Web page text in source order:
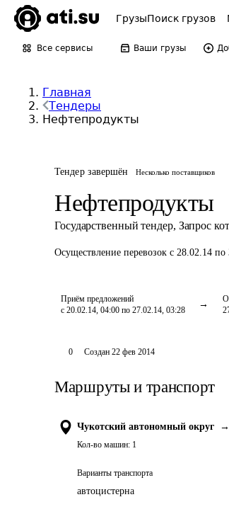
ГрузыПоиск грузов
Все сервисы Ваши грузы
Главная
Тендеры
Нефтепродукты
Тендер завершён Несколько поставщиков
Нефтепродукты
Государственный тендер, Запрос
Осуществление перевозок с 28.02.14 по
Приём предложений
с 20.02.14, 04:00 по 27.02.14, 03:28
0 Создан 22 фев 2014
Маршруты и транспорт
Чукотский автономный округ →
Кол-во машин: 1
Варианты транспорта
автоцистерна